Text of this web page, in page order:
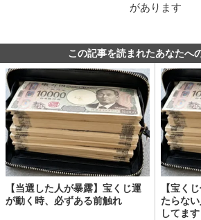
があります
この記事を読まれたあなたへ
【当選した人が暴露】宝くじ運
が動く時、必ずある前触れ
【宝く
たらな
してます